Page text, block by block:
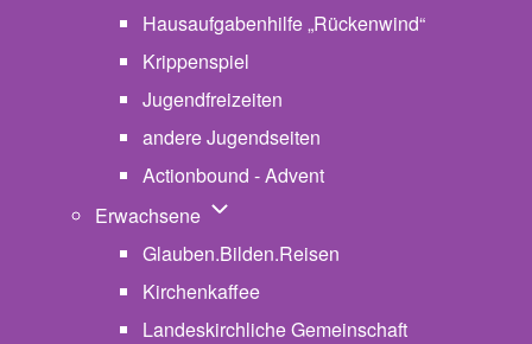
Hausaufgabenhilfe „Rückenwind“
Krippenspiel
Jugendfreizeiten
andere Jugendseiten
Actionbound - Advent
Erwachsene Unternavigation von Erwachsene
Glauben.Bilden.Reisen
Kirchenkaffee
Landeskirchliche Gemeinschaft